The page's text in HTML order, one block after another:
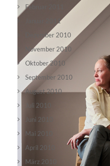
Februar 2011
Januar 2011
Dezember 2010
November 2010
Oktober 2010
September 2010
August 2010
Juli 2010
Juni 2010
Mai 2010
April 2010
März 2010